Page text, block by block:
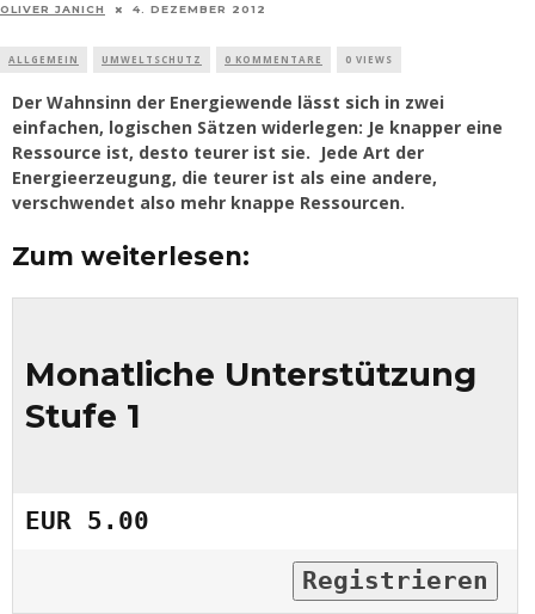
OLIVER JANICH 4. DEZEMBER 2012
ALLGEMEIN UMWELTSCHUTZ 0 KOMMENTARE 0 VIEWS
Der Wahnsinn der Energiewende lässt sich in zwei
einfachen, logischen Sätzen widerlegen: Je knapper eine
Ressource ist, desto teurer ist sie. Jede Art der
Energieerzeugung, die teurer ist als eine andere,
verschwendet also mehr knappe Ressourcen.
Zum weiterlesen:
Monatliche Unterstützung
Stufe 1
EUR 5.00
Registrieren